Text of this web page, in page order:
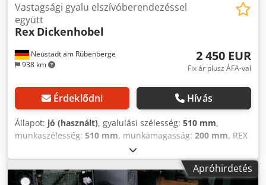
Neustadt am Rübenberge
938 km
Vastagsági gyalu elszívóberendezéssel
együtt
Rex Dickenhobel
2 450 EUR
Fix ár plusz ÁFA-val
Érdeklődni Hívás
Állapot: jó (használt), gyalulási szélesség: 510 mm,
munkaszélesség: 510 mm, munkamagasság: 200 mm, REX
vastagsági gyalugép, asztalszélesség 510 mm, max.
gyalulási magasság 200 mm, kétkéses tengely Codpfjy
Sxyaex Ah Tjrf
Apróhirdetés